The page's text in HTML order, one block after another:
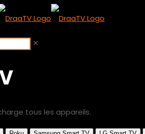
✕
tous les appareils.